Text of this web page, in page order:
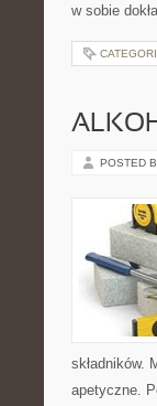
w sobie
POSTED
składników.
apetyczne.